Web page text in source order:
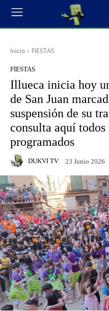
Inicio FIESTAS
FIESTAS
Illueca inicia hoy
de San Juan
suspensión de su
consulta aquí todos
programados
DUKVI TV 23 Junio 2026